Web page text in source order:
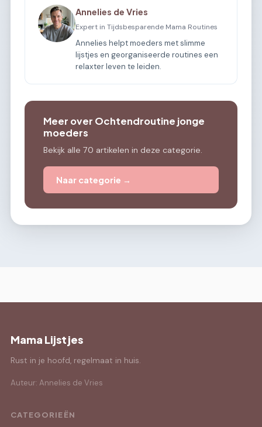
Annelies de Vries
Expert in Tijdsbesparende Mama Routines
Annelies helpt moeders met slimme
lijstjes en georganiseerde routines een
relaxter leven te leiden.
Meer over Ochtendroutine jonge
moeders
Bekijk alle 70 artikelen in deze categorie.
Naar categorie →
Mama Lijstjes
Rust in je hoofd, regelmaat in huis.
Auteur: Annelies de Vries
CATEGORIEËN